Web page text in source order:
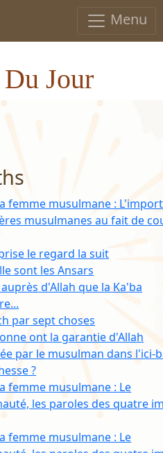
Menu
Jour
femme musulmane :
musulmanes au fait de
le regard la suit
sont les Ansars
d'Allah que la Ka'ba
par sept choses
ont la garantie d'Allah
par le musulman dans l'ici-
?
femme musulmane : Le
les paroles des quatre
femme musulmane : Le